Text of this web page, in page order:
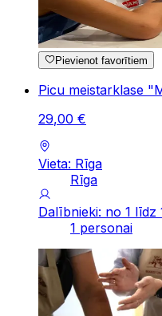
Pievienot favorītiem
Picu meistarklase
29,00 €
Vieta: Rīga
Rīga
Dalībnieki: no 1 līdz
1 personai